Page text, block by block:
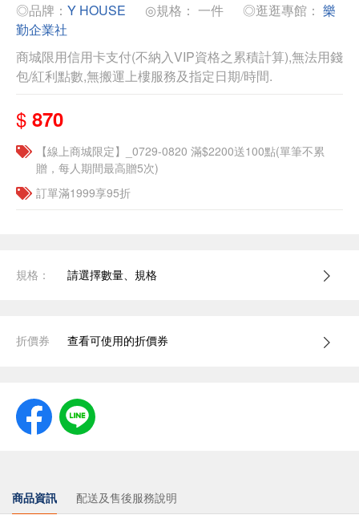
◎品牌： Y HOUSE ◎規格： 一件 ◎逛逛專館： 樂
勤企業社
商城限用信用卡支付(不納入VIP資格之累積計算),無法用錢
包/紅利點數,無搬運上樓服務及指定日期/時間.
$ 870
【線上商城限定】_0729-0820 滿$2200送100點(單筆不累
贈，每人期間最高贈5次)
訂單滿1999享95折
規格： 請選擇數量、規格
折價券 查看可使用的折價券
商品資訊 配送及售後服務說明